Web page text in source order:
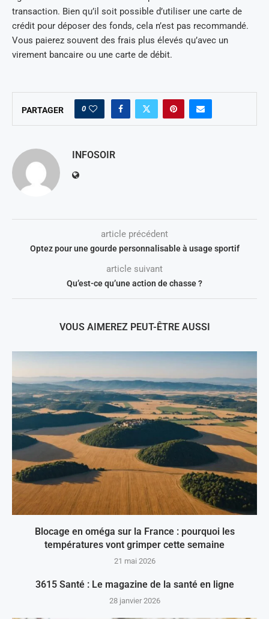
transaction. Bien qu’il soit possible d’utiliser une carte de
crédit pour déposer des fonds, cela n’est pas recommandé.
Vous paierez souvent des frais plus élevés qu’avec un
virement bancaire ou une carte de débit.
PARTAGER 0
INFOSOIR
article précédent
Optez pour une gourde personnalisable à usage sportif
article suivant
Qu’est-ce qu’une action de chasse ?
VOUS AIMEREZ PEUT-ÊTRE AUSSI
Blocage en oméga sur la France : pourquoi les
températures vont grimper cette semaine
21 mai 2026
3615 Santé : Le magazine de la santé en ligne
28 janvier 2026